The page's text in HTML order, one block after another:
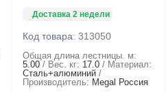
Доставка 2 недели
Код товара: 313050
Общая длина лестницы. м:
5.00
Вес. кг: 17.0
Материал:
Сталь+алюминий
Производитель: Megal Россия